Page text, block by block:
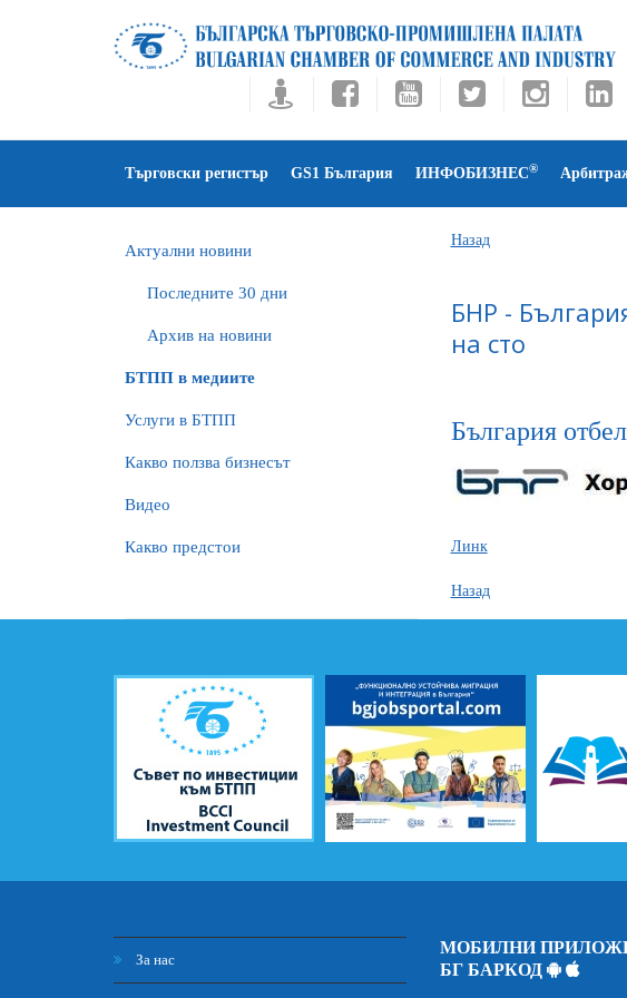
Търговски регистър GS1 България ИНФОБИЗНЕС®
Актуални новини
Последните 30 дни
Архив на новини
БTПП в медиите
Услуги в БТПП
Какво ползва бизнесът
Видео
Какво предстои
Назад
БНР -
на сто
България
Линк
Назад
За нас
МОБИЛНИ
БГ БАРКОД